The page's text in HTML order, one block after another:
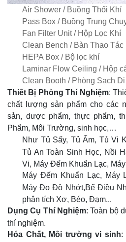
Air Shower / Buồng Thổi Khí
Pass Box / Buồng Trung
Fan Filter Unit / Hộp Lọc Khí
Clean Bench / Bàn Thao Tác
HEPA Box / Bộ lọc khí
Laminar Flow Ceiling / Hộp
Clean Booth / Phòng Sạch
Thiết Bị Phòng Thí Nghiệm:
chất lượng sản phẩm cho các
sản, dược phẩm, thực phẩm,
Phẩm, Môi Trường, sinh học,…
Như Tủ Sấy, Tủ Ấm, Tủ Vi
Tủ An Toàn Sinh Học, Nồi
Vi, Máy Đếm Khuẩn Lạc, Máy
Máy Đếm Khuẩn Lạc, Máy
Máy Đo Độ Nhớt,Bể Điều
phân tích Xơ, Béo, Đạm...
Dụng Cụ Thí Nghiệm: Toàn bộ
thí nghiệm.
Hóa Chất, Môi trường vi sinh: